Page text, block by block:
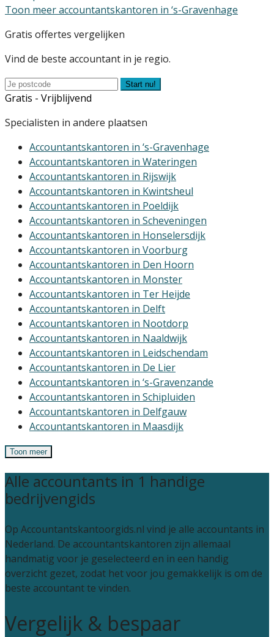
Toon meer accountantskantoren in ‘s-Gravenhage
Gratis offertes vergelijken
Vind de beste accountant in je regio.
Start nu!
Gratis - Vrijblijvend
Specialisten in andere plaatsen
Accountantskantoren in ‘s-Gravenhage
Accountantskantoren in Wateringen
Accountantskantoren in Rijswijk
Accountantskantoren in Kwintsheul
Accountantskantoren in Poeldijk
Accountantskantoren in Scheveningen
Accountantskantoren in Honselersdijk
Accountantskantoren in Voorburg
Accountantskantoren in Den Hoorn
Accountantskantoren in Monster
Accountantskantoren in Ter Heijde
Accountantskantoren in Delft
Accountantskantoren in Nootdorp
Accountantskantoren in Naaldwijk
Accountantskantoren in Leidschendam
Accountantskantoren in De Lier
Accountantskantoren in ‘s-Gravenzande
Accountantskantoren in Schipluiden
Accountantskantoren in Delfgauw
Accountantskantoren in Maasdijk
Toon meer
Alle accountants in 1 handige
bedrijvengids
Op Accountantskantoorgids.nl vind je alle accountants in
Nederland. De accountantskantoren zijn allemaal
handmatig voor je geselecteerd en in een handig
overzicht gezet, zodat het voor jou gemakkelijk is om de
beste accountant te vinden.
Vergelijk & bespaar